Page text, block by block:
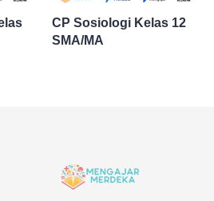
CP Sosiologi Kelas 12
SMA/MA